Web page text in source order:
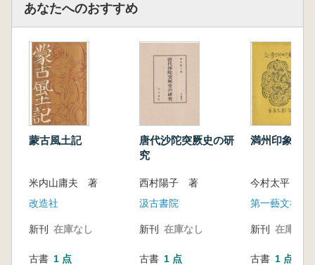
あなたへのおすすめ
蒙古風土記
米内山庸夫 著
改造社
新刊 在庫なし
古書 1 点
唐代沙陀突厥史の研
究
西村陽子 著
汲古書院
新刊 在庫なし
古書 1 点
満州印象記
今村太平 著
第一藝文社
新刊 在庫なし
古書 1 点